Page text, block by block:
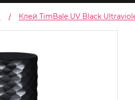
Клей TimBale UV Black